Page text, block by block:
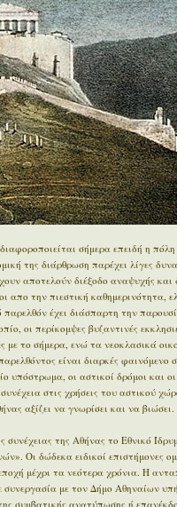
σήμερα επειδή η
της διάρθρωση παρέχει λίγες
αποτελούν διέξοδο αναψυχής
απο την πιεστική
έχει διάσπαρτη την
οι περίκομψες βυζαντινές
το σήμερα, ενώ τα νεοκλασικά
είναι διαρκές
οι αστικοί δρόμοι και οι
στις χρήσεις του αστικού
αξίζει να γνωρίσει και να βιώσει.
συνέχειας της Αθήνας το Εθνικό
Οι δώδεκα ειδικοί επιστήμονες
μέχρι τα νεότερα χρόνια. Η
με τον Δήμο Αθηναίων
συμβατικής ανατύπωσης ή